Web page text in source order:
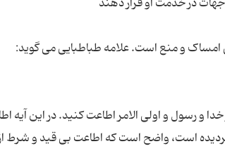
و منع است. علامه طباطبایی می گوید:
و رسول و اولی الامر اطاعت کنید. در این آیه
است، واضح است که اطاعت بی قید و شرط